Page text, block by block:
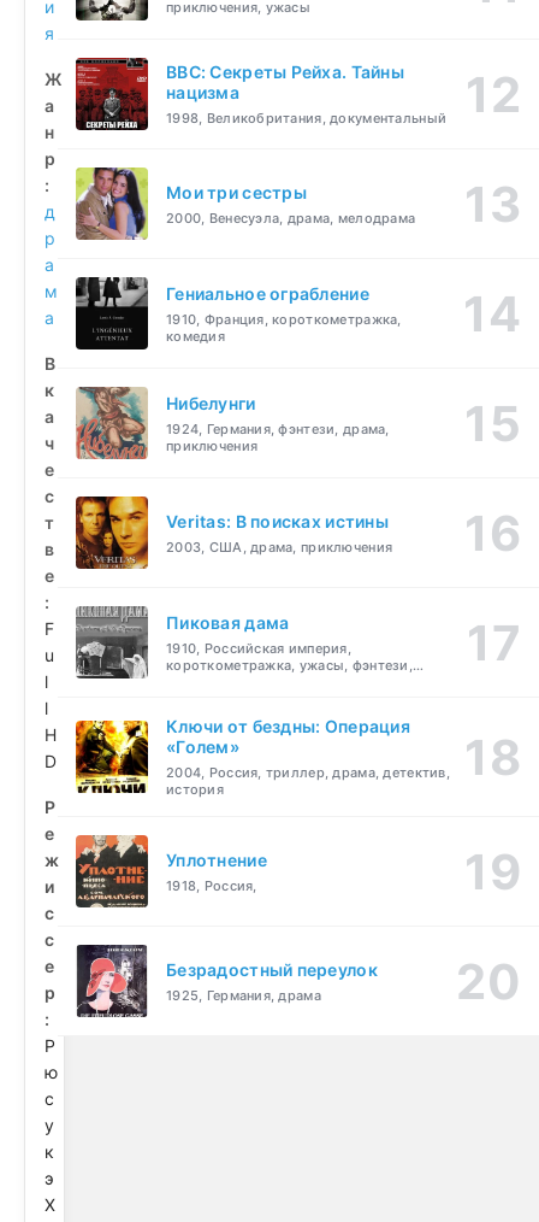
и
я
Ж
а
н
р
:
д
р
а
м
а
В
к
а
ч
е
с
т
в
е
:
F
u
l
l
H
D
Р
е
ж
и
с
с
е
р
:
Р
ю
с
у
к
э
Х
приключения, ужасы
BBC: Секреты Рейха. Тайны
нацизма
1998, Великобритания, документальный
Мои три сестры
2000, Венесуэла, драма, мелодрама
Гениальное ограбление
1910, Франция, короткометражка,
комедия
Нибелунги
1924, Германия, фэнтези, драма,
приключения
Veritas: В поисках истины
2003, США, драма, приключения
Пиковая дама
1910, Российская империя,
короткометражка, ужасы, фэнтези,
Ключи от бездны: Операция
«Голем»
2004, Россия, триллер, драма, детектив,
история
Уплотнение
1918, Россия,
Безрадостный переулок
1925, Германия, драма